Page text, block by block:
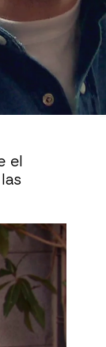
Facebook
Ahora
el
qué
su